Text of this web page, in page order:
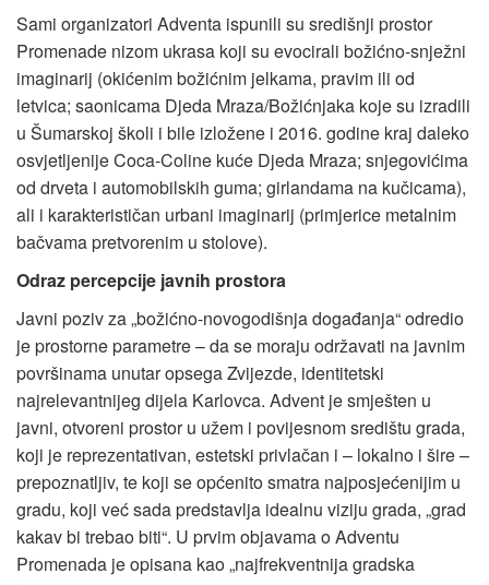
Sami organizatori Adventa ispunili su središnji prostor
Promenade nizom ukrasa koji su evocirali božićno-snježni
imaginarij (okićenim božićnim jelkama, pravim ili od
letvica; saonicama Djeda Mraza/Božićnjaka koje su izradili
u Šumarskoj školi i bile izložene i 2016. godine kraj daleko
osvjetljenije Coca-Coline kuće Djeda Mraza; snjegovićima
od drveta i automobilskih guma; girlandama na kučicama),
ali i karakterističan urbani imaginarij (primjerice metalnim
bačvama pretvorenim u stolove).
Odraz percepcije javnih prostora
Javni poziv za „božićno-novogodišnja događanja“ odredio
je prostorne parametre – da se moraju održavati na javnim
površinama unutar opsega Zvijezde, identitetski
najrelevantnijeg dijela Karlovca. Advent je smješten u
javni, otvoreni prostor u užem i povijesnom središtu grada,
koji je reprezentativan, estetski privlačan i – lokalno i šire –
prepoznatljiv, te koji se općenito smatra najposjećenijim u
gradu, koji već sada predstavlja idealnu viziju grada, „grad
kakav bi trebao biti“. U prvim objavama o Adventu
Promenada je opisana kao „najfrekventnija gradska